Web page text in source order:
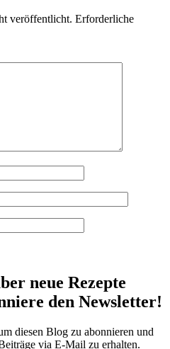
veröffentlicht. Erforderliche
neue Rezepte
den Newsletter!
diesen Blog zu abonnieren und
via E-Mail zu erhalten.